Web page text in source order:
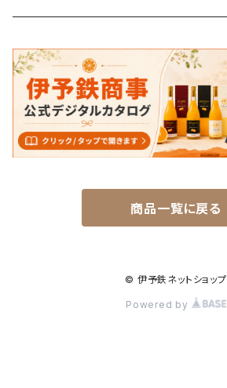
衣類
雑貨
商品一覧に戻る
© 伊予鉄ネットショップ
Powered by